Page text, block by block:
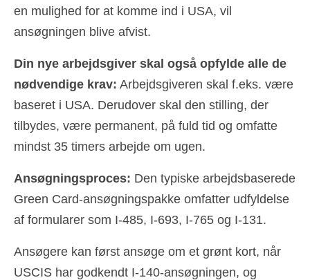
en mulighed for at komme ind i USA, vil
ansøgningen blive afvist.
Din nye arbejdsgiver skal også opfylde alle de
nødvendige krav: Arbejdsgiveren skal f.eks. være
baseret i USA. Derudover skal den stilling, der
tilbydes, være permanent, på fuld tid og omfatte
mindst 35 timers arbejde om ugen.
Ansøgningsproces: Den typiske arbejdsbaserede
Green Card-ansøgningspakke omfatter udfyldelse
af formularer som I-485, I-693, I-765 og I-131.
Ansøgere kan først ansøge om et grønt kort, når
USCIS har godkendt I-140-ansøgningen, og